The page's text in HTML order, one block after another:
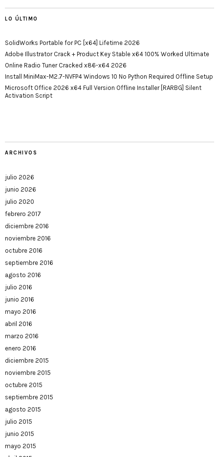
LO ÚLTIMO
SolidWorks Portable for PC [x64] Lifetime 2026
Adobe Illustrator Crack + Product Key Stable x64 100% Worked Ultimate
Online Radio Tuner Cracked x86-x64 2026
Install MiniMax-M2.7-NVFP4 Windows 10 No Python Required Offline Setup
Microsoft Office 2026 x64 Full Version Offline Installer [RARBG] Silent
Activation Script
ARCHIVOS
julio 2026
junio 2026
julio 2020
febrero 2017
diciembre 2016
noviembre 2016
octubre 2016
septiembre 2016
agosto 2016
julio 2016
junio 2016
mayo 2016
abril 2016
marzo 2016
enero 2016
diciembre 2015
noviembre 2015
octubre 2015
septiembre 2015
agosto 2015
julio 2015
junio 2015
mayo 2015